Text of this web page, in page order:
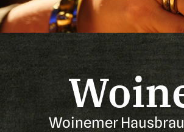
Woinemer